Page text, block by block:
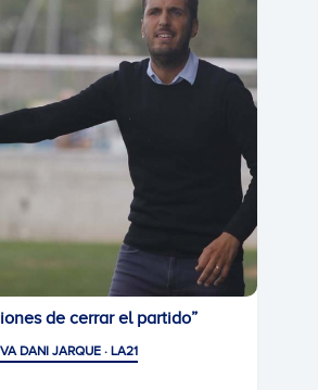
de cerrar el partido”
DANI JARQUE · LA21